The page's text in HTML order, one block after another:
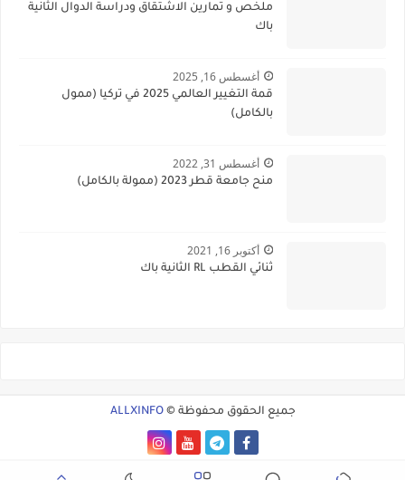
ملخص و تمارين الاشتقاق ودراسة الدوال الثانية
باك
أغسطس 16, 2025
قمة التغيير العالمي 2025 في تركيا (ممول
بالكامل)
أغسطس 31, 2022
منح جامعة قطر 2023 (ممولة بالكامل)
أكتوبر 16, 2021
ثنائي القطب RL الثانية باك
جميع الحقوق محفوظة © ALLXINFO